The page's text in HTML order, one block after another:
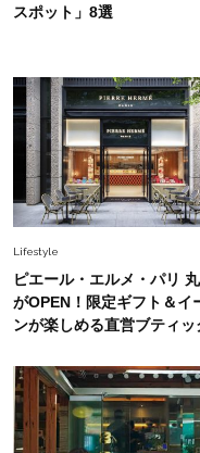
梅宮ア
を育み中
んだ」
Fashion
中村ゆり
幸福感”
Fashion
白黒で
ップス×
Fashion
40代の
「オシ
スポット」8選
Lifestyle
ピエール・エルメ・パリ
がOPEN！限定ギフト＆イ
ンが楽しめる直営ブティッ